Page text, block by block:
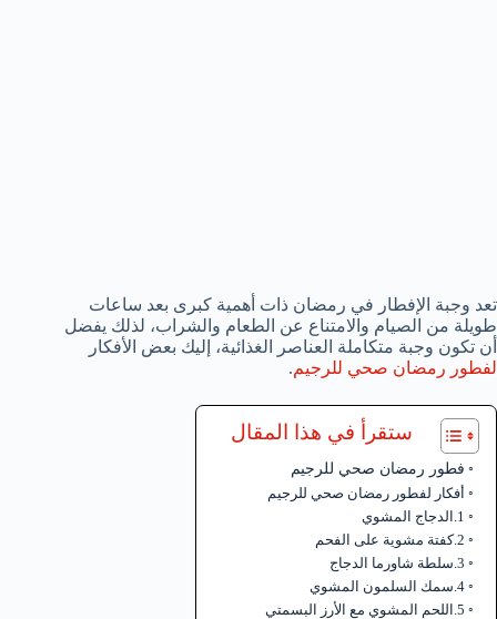
تعد وجبة الإفطار في رمضان ذات أهمية كبرى بعد ساعات
طويلة من الصيام والامتناع عن الطعام والشراب، لذلك يفضل
أن تكون وجبة متكاملة العناصر الغذائية، إليك بعض الأفكار
لفطور رمضان صحي للرجيم.
ستقرأ في هذا المقال
فطور رمضان صحي للرجيم
أفكار لفطور رمضان صحي للرجيم
1.الدجاج المشوي
2.كفتة مشوية على الفحم
3.سلطة شاورما الدجاج
4.سمك السلمون المشوي
5.اللحم المشوي مع الأرز البسمتي